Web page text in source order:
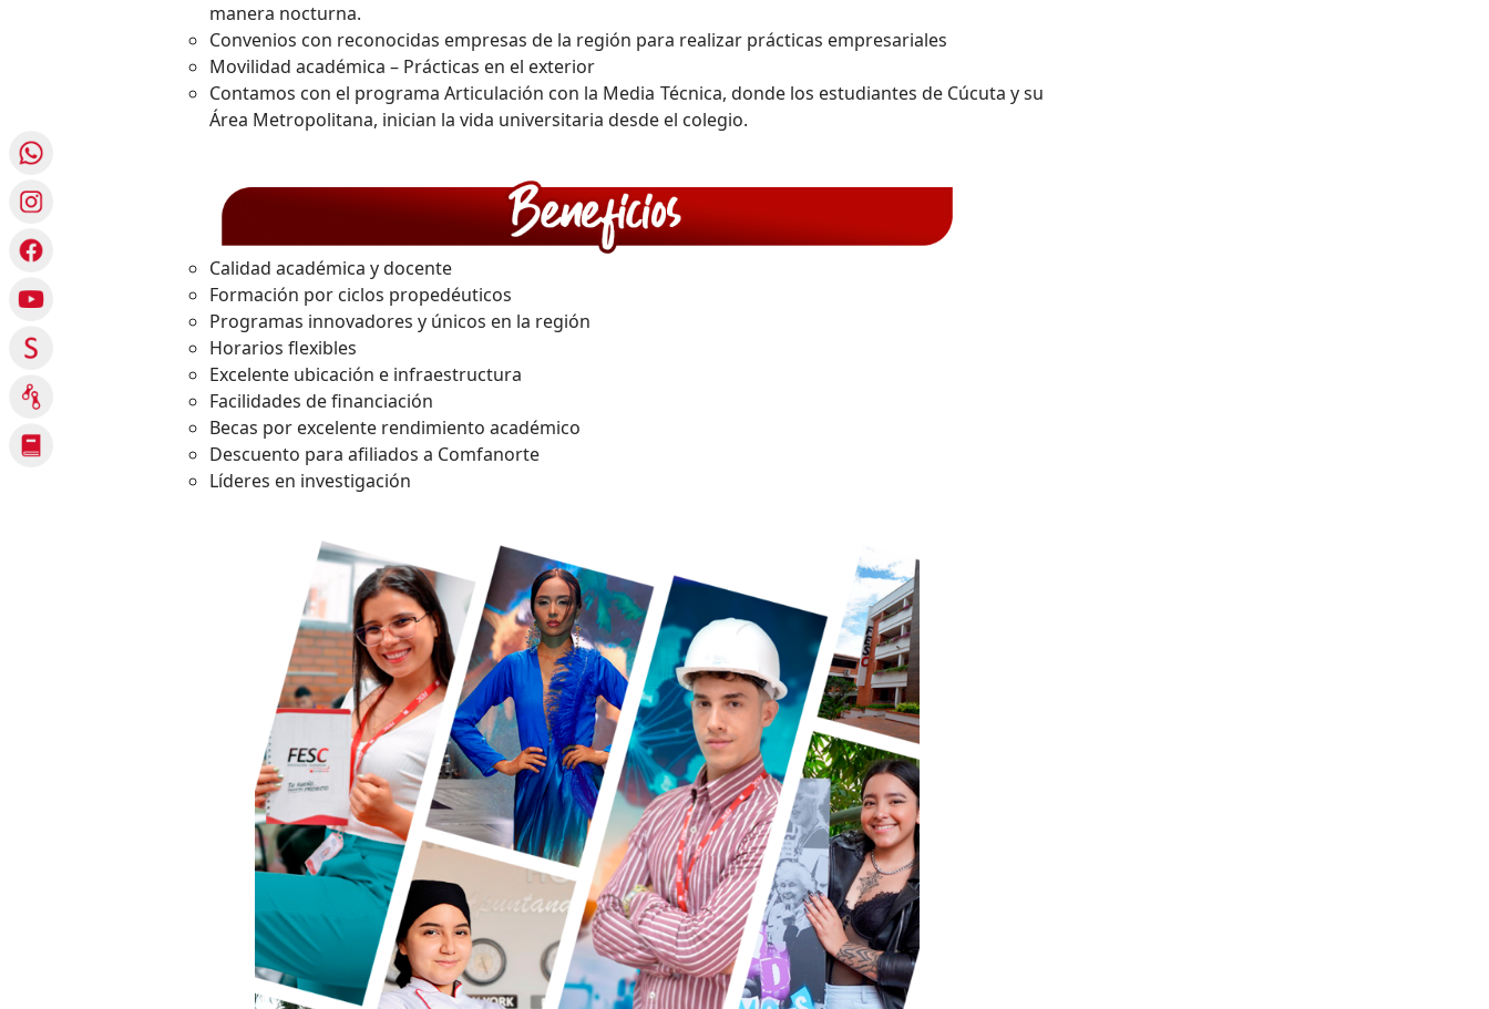
manera nocturna.
Convenios con reconocidas empresas de la región para realizar prácticas empresariales
Movilidad académica – Prácticas en el exterior
Contamos con el programa Articulación con la Media Técnica, donde los estudiantes de Cúcuta y su
Área Metropolitana, inician la vida universitaria desde el colegio.
Calidad académica y docente
Formación por ciclos propedéuticos
Programas innovadores y únicos en la región
Horarios flexibles
Excelente ubicación e infraestructura
Facilidades de financiación
Becas por excelente rendimiento académico
Descuento para afiliados a Comfanorte
Líderes en investigación